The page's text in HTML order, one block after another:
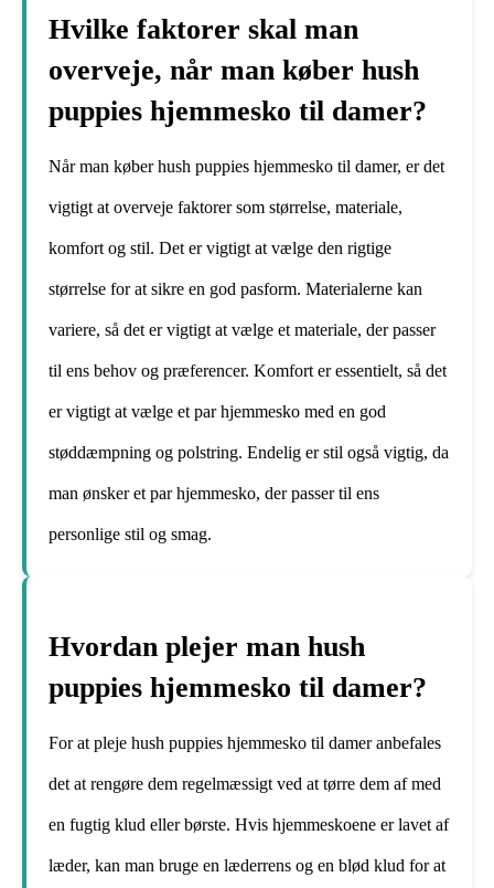
Hvilke faktorer skal man
overveje, når man køber hush
puppies hjemmesko til damer?
Når man køber hush puppies hjemmesko til damer, er det
vigtigt at overveje faktorer som størrelse, materiale,
komfort og stil. Det er vigtigt at vælge den rigtige
størrelse for at sikre en god pasform. Materialerne kan
variere, så det er vigtigt at vælge et materiale, der passer
til ens behov og præferencer. Komfort er essentielt, så det
er vigtigt at vælge et par hjemmesko med en god
støddæmpning og polstring. Endelig er stil også vigtig, da
man ønsker et par hjemmesko, der passer til ens
personlige stil og smag.
Hvordan plejer man hush
puppies hjemmesko til damer?
For at pleje hush puppies hjemmesko til damer anbefales
det at rengøre dem regelmæssigt ved at tørre dem af med
en fugtig klud eller børste. Hvis hjemmeskoene er lavet af
læder, kan man bruge en læderrens og en blød klud for at